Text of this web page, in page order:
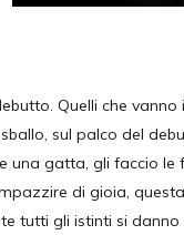
Quelli che
sul palco del
una gatta, gli faccio
di gioia,
tutti gli istinti si